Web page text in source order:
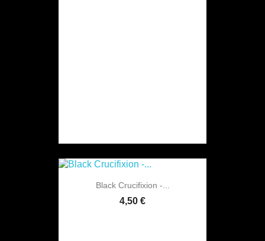
Black Crucifixion -...
4,50 €